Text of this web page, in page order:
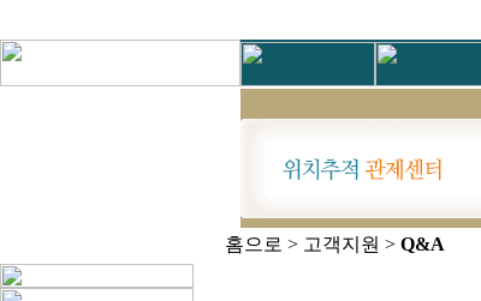
홈으로 > 고객지원 > Q&A